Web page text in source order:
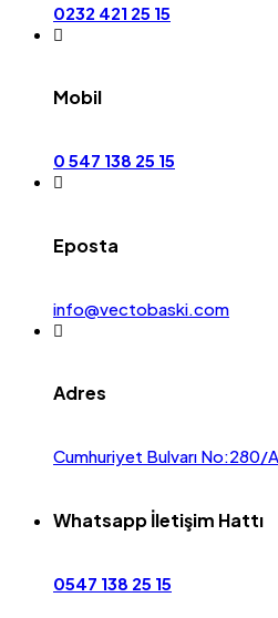
0232 421 25 15
Mobil
0 547 138 25 15
Eposta
info@vectobaski.com
Adres
Cumhuriyet Bulvarı No:280/
Whatsapp İletişim Hattı
0547 138 25 15